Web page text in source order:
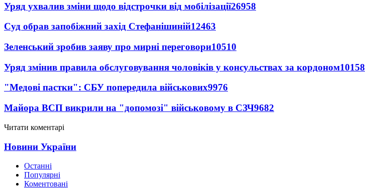
Уряд ухвалив зміни щодо відстрочки від мобілізації26958
Суд обрав запобіжний захід Стефанішиній12463
Зеленський зробив заяву про мирні переговори10510
Уряд змінив правила обслуговування чоловіків у консульствах за кордоном10158
"Медові пастки": СБУ попередила військових9976
Майора ВСП викрили на "допомозі" військовому в СЗЧ9682
Читати коментарі
Новини України
Останні
Популярні
Коментовані